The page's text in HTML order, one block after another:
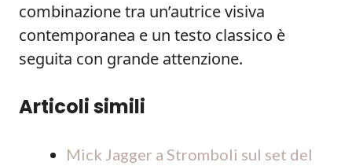
combinazione tra un’autrice visiva
contemporanea e un testo classico è
seguita con grande attenzione.
Articoli simili
Mick Jagger a Stromboli sul set del